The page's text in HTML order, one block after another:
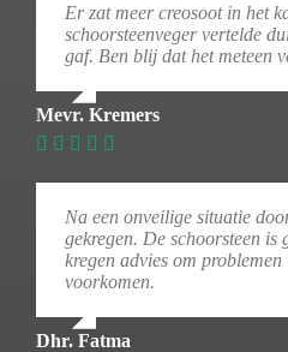
Er zat meer creosoot in het
schoorsteenveger vertelde
gaf. Ben blij dat het meteen
Mevr. Kremers
Na een onveilige situatie
gekregen. De schoorsteen is
kregen advies om problemen
voorkomen.
Dhr. Fatma